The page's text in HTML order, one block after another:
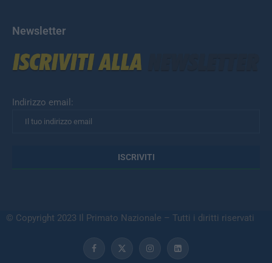
Newsletter
Indirizzo email:
© Copyright 2023 Il Primato Nazionale – Tutti i diritti riservati